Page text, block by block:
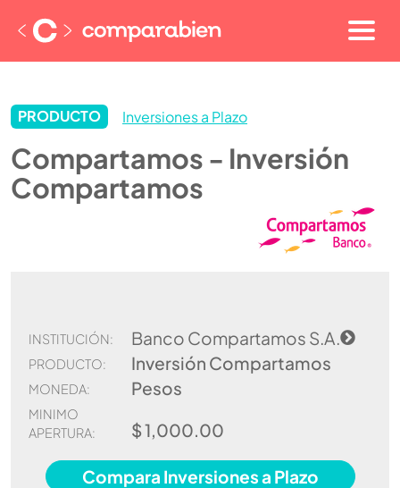
PRODUCTO Inversiones a Plazo
Compartamos - Inversión
Compartamos
INSTITUCIÓN: Banco Compartamos S.A.
PRODUCTO: Inversión Compartamos
MONEDA: Pesos
MINIMO
APERTURA:
$ 1,000.00
Compara Inversiones a Plazo